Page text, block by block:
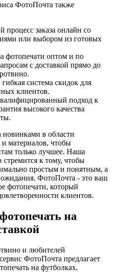
ФотоПочта также
заказа онлайн со
или выбором из готовых
фотопечати оптом и по
с доставкой прямо до
система скидок для
клиентов.
подход к
высокого качества
в области
и материалов, чтобы
только лучшее. Наша
к тому, чтобы
простым и понятным, а
ожидания. ФотоПочта - это ваш
фотопечати, который
клиентов.
на
и любителей
ФотоПочта предлагает
на футболках.